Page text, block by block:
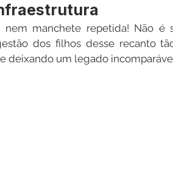
Institucional e Governo
Datas Comemorativas
manchete repetida! Não é
dos filhos desse recanto
deixando um legado